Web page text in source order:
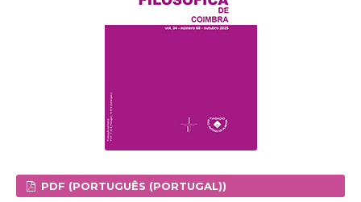
PDF (PORTUGUÊS (PORTUGAL))